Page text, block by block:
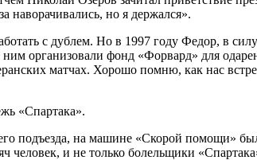
наворачивались, но я держался».
с дублем. Но в 1997 году Федор, в
организовали фонд «Форвард» для
матчах. Хорошо помню, как нас
«Спартака».
подъезда, на машине «Скорой помощи»
человек, и не только болельщики